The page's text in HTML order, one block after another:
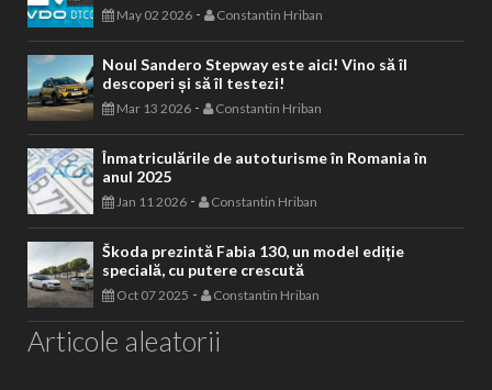
May 02 2026 - Constantin Hriban
Noul Sandero Stepway este aici! Vino să îl
descoperi și să îl testezi!
Mar 13 2026 - Constantin Hriban
Înmatriculările de autoturisme în Romania în
anul 2025
Jan 11 2026 - Constantin Hriban
Škoda prezintă Fabia 130, un model ediție
specială, cu putere crescută
Oct 07 2025 - Constantin Hriban
Articole aleatorii